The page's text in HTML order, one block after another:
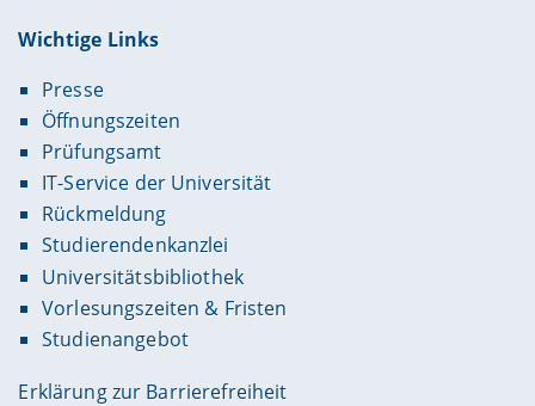
Wichtige Links
Presse
Öffnungszeiten
Prüfungsamt
IT-Service der Universität
Rückmeldung
Studierendenkanzlei
Universitätsbibliothek
Vorlesungszeiten & Fristen
Studienangebot
Erklärung zur Barrierefreiheit